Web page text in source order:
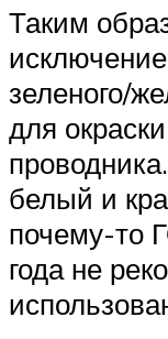
Таким
зеленого/
для
белый и
почему-то
года не